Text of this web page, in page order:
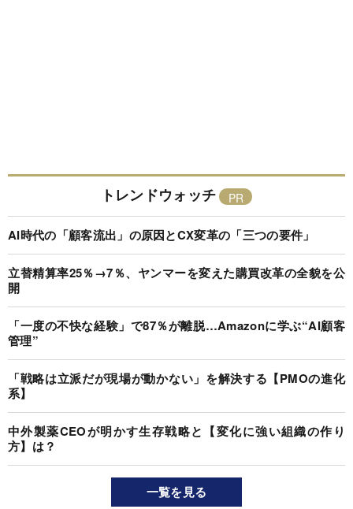
トレンドウォッチ
AI時代の「顧客流出」の原因とCX変革の「三つの要件」
立替精算率25％→7％、ヤンマーを変えた購買改革の全貌を公
開
「一度の不快な経験」で87％が離脱…Amazonに学ぶ“AI顧客
管理”
「戦略は立派だが現場が動かない」を解決する【PMOの進化
系】
中外製薬CEOが明かす生存戦略と【変化に強い組織の作り
方】は？
一覧を見る